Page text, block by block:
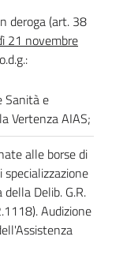
deroga (art. 38
21 novembre
Sanità e
Vertenza AIAS;
alle borse di
Delib. G.R.
Audizione